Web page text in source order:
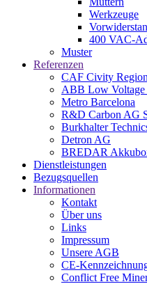
Werkzeuge
400 VAC-
Muster
Referenzen
CAF Civity
ABB Low Voltage
Metro Barcelona
R&D Carbon AG
Burkhalter
Detron AG
BREDAR
Dienstleistungen
Bezugsquellen
Informationen
Kontakt
Über uns
Links
Impressum
Unsere AGB
CE-
Conflict Free